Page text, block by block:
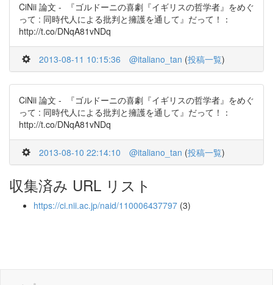
CiNii 論文 - 『ゴルドーニの喜劇『イギリスの哲学者』をめぐ
って : 同時代人による批判と擁護を通して』だって！：
http://t.co/DNqA81vNDq
2013-08-11 10:15:36 @italiano_tan (投稿一覧)
CiNii 論文 - 『ゴルドーニの喜劇『イギリスの哲学者』をめぐ
って : 同時代人による批判と擁護を通して』だって！：
http://t.co/DNqA81vNDq
2013-08-10 22:14:10 @italiano_tan (投稿一覧)
収集済み URL リスト
https://ci.nii.ac.jp/naid/110006437797 (3)